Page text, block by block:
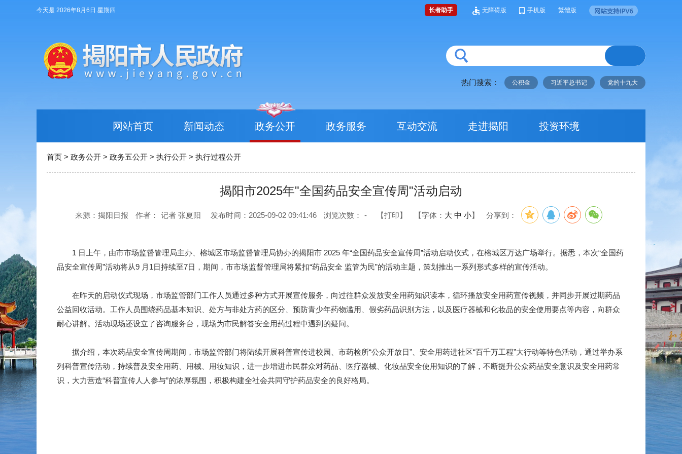
今天是 2026年8月6日 星期四 长者助手 无障碍版 手机版 繁體版
热门搜索： 公积金 习近平总书记 党的十九大
网站首页 新闻动态 政务公开 政务服务 互动交流 走进揭阳 投资环境
首页 > 政务公开 > 政务五公开 > 执行公开 > 执行过程公开
揭阳市2025年"全国药品安全宣传周"活动启动
来源：揭阳日报 作者： 记者 张夏阳 发布时间：2025-09-02 09:41:46 浏览次数： - 【打印】 【字体： 大 中 小】 分享到：
1 日上午，由市市场监督管理局主办、榕城区市场监督管理局协办的揭阳市 2025 年“全国药品安全宣传周”活动启动仪式，在榕城区万达广场举行。据悉，本次“全国药
品安全宣传周”活动将从9 月1日持续至7日，期间，市市场监督管理局将紧扣“药品安全 监管为民”的活动主题，策划推出一系列形式多样的宣传活动。
在昨天的启动仪式现场，市场监管部门工作人员通过多种方式开展宣传服务，向过往群众发放安全用药知识读本，循环播放安全用药宣传视频，并同步开展过期药品
公益回收活动。工作人员围绕药品基本知识、处方与非处方药的区分、预防青少年药物滥用、假劣药品识别方法，以及医疗器械和化妆品的安全使用要点等内容，向群众
耐心讲解。活动现场还设立了咨询服务台，现场为市民解答安全用药过程中遇到的疑问。
据介绍，本次药品安全宣传周期间，市场监管部门将陆续开展科普宣传进校园、市药检所“公众开放日”、安全用药进社区“百千万工程”大行动等特色活动，通过举办系
列科普宣传活动，持续普及安全用药、用械、用妆知识，进一步增进市民群众对药品、医疗器械、化妆品安全使用知识的了解，不断提升公众药品安全意识及安全用药常
识，大力营造“科普宣传人人参与”的浓厚氛围，积极构建全社会共同守护药品安全的良好格局。